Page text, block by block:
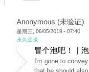
Anonymous (未验证)
星期三, 06/05/2019 - 07:40
永久连接
冒个泡吧！ |
I'm gone to